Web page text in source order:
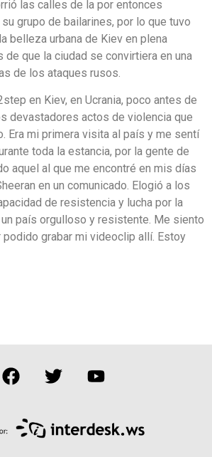
las calles de la por entonces
grupo de bailarines, por lo que tuvo
belleza urbana de Kiev en plena
de que la ciudad se convirtiera en una
de los ataques rusos.
en Kiev, en Ucrania, poco antes de
devastadores actos de violencia que
Era mi primera visita al país y me sentí
toda la estancia, por la gente de
aquel al que me encontré en mis días
en un comunicado. Elogió a los
de resistencia y lucha por la
país orgulloso y resistente. Me siento
podido grabar mi videoclip allí. Estoy